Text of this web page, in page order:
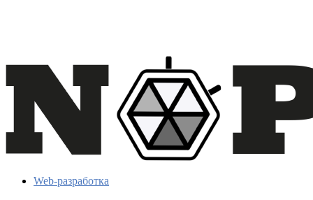
Web-разработка